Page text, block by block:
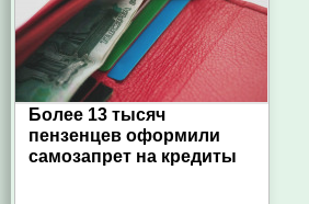
Более 13 тысяч
пензенцев оформили
самозапрет на кредиты